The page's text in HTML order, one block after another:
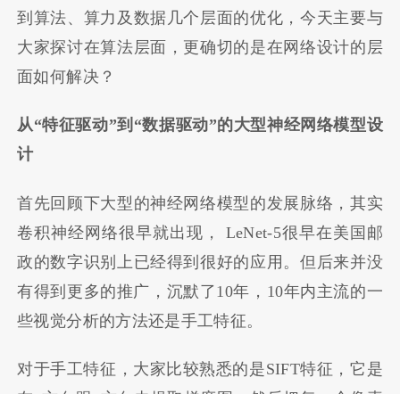
到算法、算力及数据几个层面的优化，今天主要与
大家探讨在算法层面，更确切的是在网络设计的层
面如何解决？
从“特征驱动”到“数据驱动”的大型神经网络模型设
计
首先回顾下大型的神经网络模型的发展脉络，其实
卷积神经网络很早就出现， LeNet-5很早在美国邮
政的数字识别上已经得到很好的应用。但后来并没
有得到更多的推广，沉默了10年，10年内主流的一
些视觉分析的方法还是手工特征。
对于手工特征，大家比较熟悉的是SIFT特征，它是